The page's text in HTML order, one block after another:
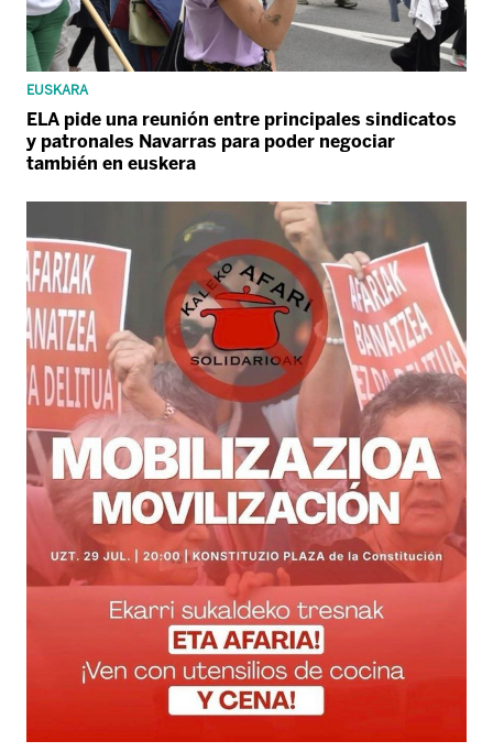
EUSKARA
ELA pide una reunión entre principales sindicatos
y patronales Navarras para poder negociar
también en euskera